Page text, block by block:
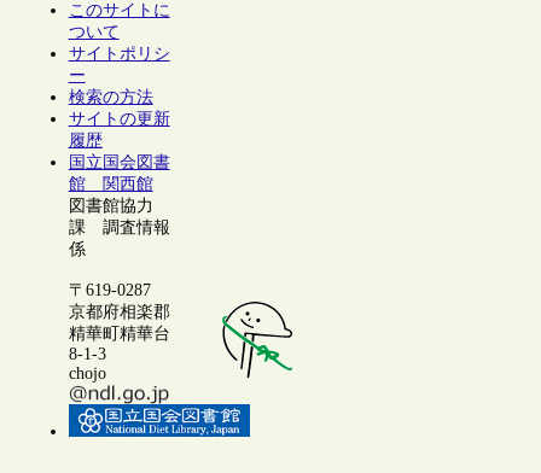
このサイトに
ついて
サイトポリシ
ー
検索の方法
サイトの更新
履歴
国立国会図書
館 関西館
図書館協力
課 調査情報
係
〒619-0287
京都府相楽郡
精華町精華台
8-1-3
chojo